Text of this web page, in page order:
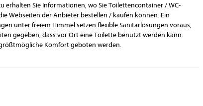
erhalten Sie Informationen, wo Sie Toilettencontainer / WC-
Webseiten der Anbieter bestellen / kaufen können. Ein
unter freiem Himmel setzen flexible Sanitärlösungen voraus,
gegeben, dass vor Ort eine Toilette benutzt werden kann.
Komfort geboten werden.